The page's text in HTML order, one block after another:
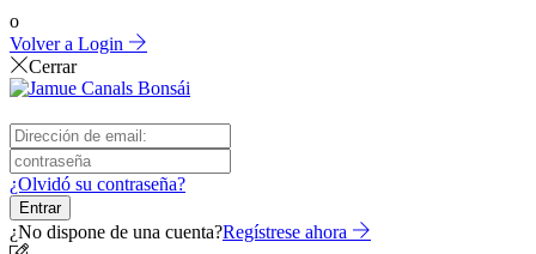
o
Volver a Login
Cerrar
¿Olvidó su contraseña?
Entrar
¿No dispone de una cuenta?Regístrese ahora